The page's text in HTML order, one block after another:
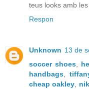
teus looks amb
Respon
Unknown 13 de
soccer shoes
handbags
cheap oakley